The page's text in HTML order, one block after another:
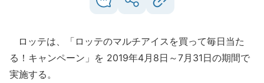
ロッテは、「ロッテのマルチアイスを買って毎日当た
る！キャンペーン」を 2019年4月8日～7月31日の期間で
実施する。